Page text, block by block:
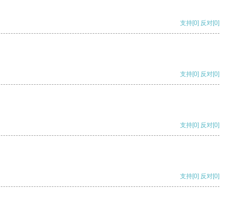
支持[0] 反对[0]
支持[0] 反对[0]
支持[0] 反对[0]
支持[0] 反对[0]